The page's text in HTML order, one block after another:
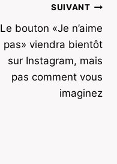
SUIVANT
Le bouton «Je n’aime
pas» viendra bientôt
sur Instagram, mais
pas comment vous
imaginez